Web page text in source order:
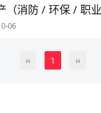
（消防 / 环保 / 职
06
‹‹ 1 ››